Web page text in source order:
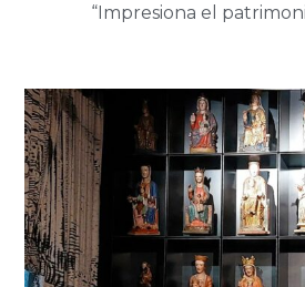
“Impresiona el